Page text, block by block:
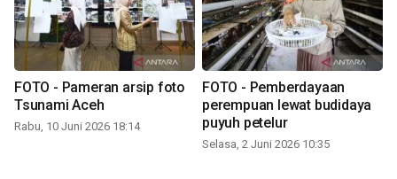
FOTO - Pameran arsip foto
Tsunami Aceh
Rabu, 10 Juni 2026 18:14
FOTO - Pemberdayaan
perempuan lewat budidaya
puyuh petelur
Selasa, 2 Juni 2026 10:35